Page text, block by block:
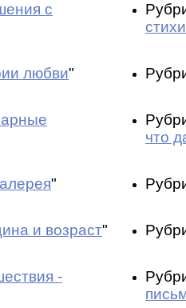
с
стихи
любви"
что
"
и возраст"
-